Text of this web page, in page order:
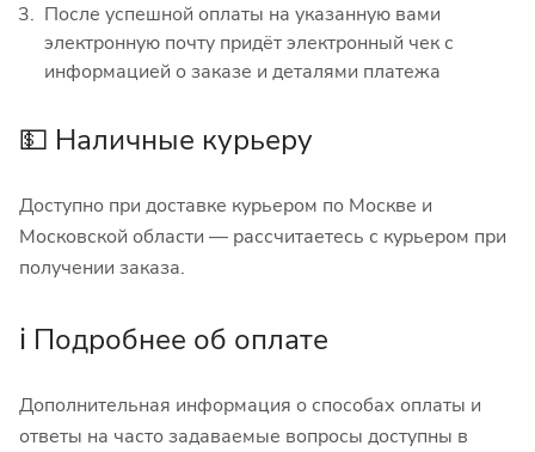
После успешной оплаты на указанную вами
электронную почту придёт электронный чек с
информацией о заказе и деталями платежа
💵 Наличные курьеру
Доступно при доставке курьером по Москве и
Московской области — рассчитаетесь с курьером при
получении заказа.
ℹ️ Подробнее об оплате
Дополнительная информация о способах оплаты и
ответы на часто задаваемые вопросы доступны в